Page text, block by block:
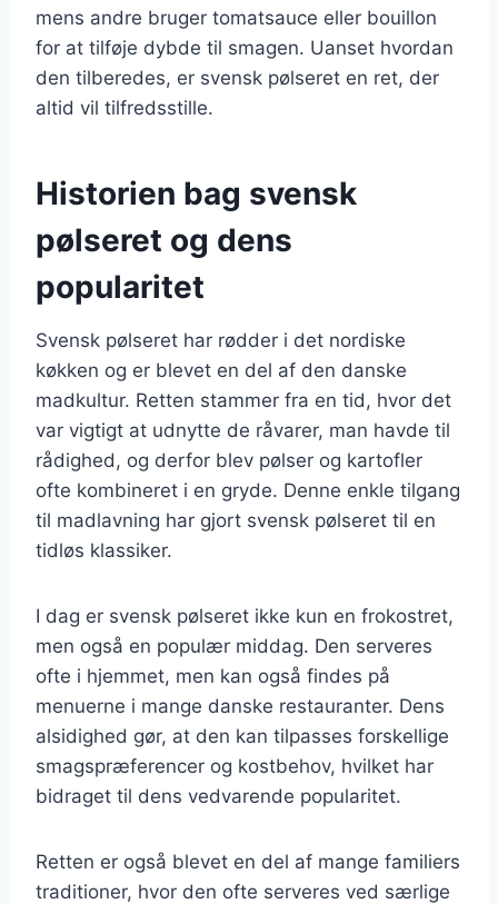
mens andre bruger tomatsauce eller bouillon
for at tilføje dybde til smagen. Uanset hvordan
den tilberedes, er svensk pølseret en ret, der
altid vil tilfredsstille.
Historien bag svensk
pølseret og dens
popularitet
Svensk pølseret har rødder i det nordiske
køkken og er blevet en del af den danske
madkultur. Retten stammer fra en tid, hvor det
var vigtigt at udnytte de råvarer, man havde til
rådighed, og derfor blev pølser og kartofler
ofte kombineret i en gryde. Denne enkle tilgang
til madlavning har gjort svensk pølseret til en
tidløs klassiker.
I dag er svensk pølseret ikke kun en frokostret,
men også en populær middag. Den serveres
ofte i hjemmet, men kan også findes på
menuerne i mange danske restauranter. Dens
alsidighed gør, at den kan tilpasses forskellige
smagspræferencer og kostbehov, hvilket har
bidraget til dens vedvarende popularitet.
Retten er også blevet en del af mange familiers
traditioner, hvor den ofte serveres ved særlige